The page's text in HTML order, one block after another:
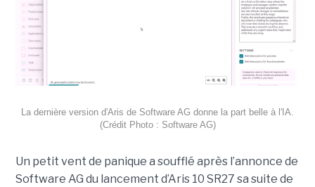
La dernière version d'Aris de Software AG donne la part belle à l'IA.
(Crédit Photo : Software AG)
Un petit vent de panique a soufflé après l’annonce de
Software AG du lancement d’Aris 10 SR27 sa suite de